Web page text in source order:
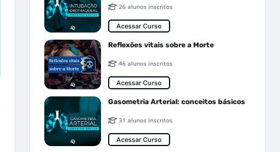
26 alunos inscritos
Acessar Curso
Reflexões vitais sobre a Morte
46 alunos inscritos
Acessar Curso
Gasometria Arterial: conceitos básicos
31 alunos inscritos
Acessar Curso